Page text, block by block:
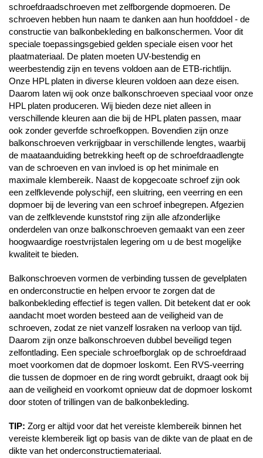
schroefdraadschroeven met zelfborgende dopmoeren. De
schroeven hebben hun naam te danken aan hun hoofddoel - de
constructie van balkonbekleding en balkonschermen. Voor dit
speciale toepassingsgebied gelden speciale eisen voor het
plaatmateriaal. De platen moeten UV-bestendig en
weerbestendig zijn en tevens voldoen aan de ETB-richtlijn.
Onze HPL platen in diverse kleuren voldoen aan deze eisen.
Daarom laten wij ook onze balkonschroeven speciaal voor onze
HPL platen produceren. Wij bieden deze niet alleen in
verschillende kleuren aan die bij de HPL platen passen, maar
ook zonder geverfde schroefkoppen. Bovendien zijn onze
balkonschroeven verkrijgbaar in verschillende lengtes, waarbij
de maataanduiding betrekking heeft op de schroefdraadlengte
van de schroeven en van invloed is op het minimale en
maximale klembereik. Naast de kopgecoate schroef zijn ook
een zelfklevende polyschijf, een sluitring, een veerring en een
dopmoer bij de levering van een schroef inbegrepen. Afgezien
van de zelfklevende kunststof ring zijn alle afzonderlijke
onderdelen van onze balkonschroeven gemaakt van een zeer
hoogwaardige roestvrijstalen legering om u de best mogelijke
kwaliteit te bieden.
Balkonschroeven vormen de verbinding tussen de gevelplaten
en onderconstructie en helpen ervoor te zorgen dat de
balkonbekleding effectief is tegen vallen. Dit betekent dat er ook
aandacht moet worden besteed aan de veiligheid van de
schroeven, zodat ze niet vanzelf losraken na verloop van tijd.
Daarom zijn onze balkonschroeven dubbel beveiligd tegen
zelfontlading. Een speciale schroefborglak op de schroefdraad
moet voorkomen dat de dopmoer loskomt. Een RVS-veerring
die tussen de dopmoer en de ring wordt gebruikt, draagt ook bij
aan de veiligheid en voorkomt opnieuw dat de dopmoer loskomt
door stoten of trillingen van de balkonbekleding.
TIP: Zorg er altijd voor dat het vereiste klembereik binnen het
vereiste klembereik ligt op basis van de dikte van de plaat en de
dikte van het onderconstructiemateriaal.